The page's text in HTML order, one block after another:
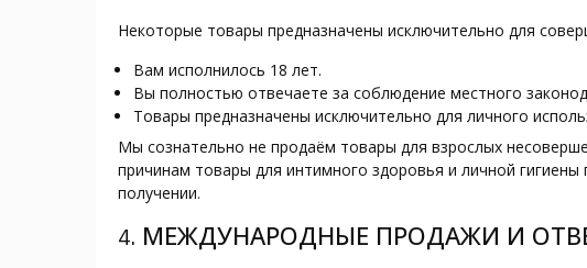
Некоторые товары предназначены исключительно для
Вам исполнилось 18 лет.
Вы полностью отвечаете за соблюдение местного
Товары предназначены исключительно для личного
Мы сознательно не продаём товары для взрослых
причинам товары для интимного здоровья и личной
получении.
4. МЕЖДУНАРОДНЫЕ ПРОДАЖИ И